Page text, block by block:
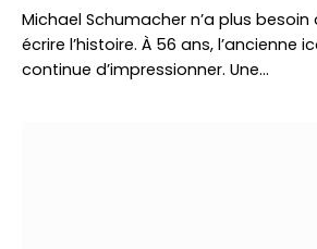
Michael Schumacher n’a plus
écrire l’histoire. À 56 ans, l’ancienne
continue d’impressionner. Une…